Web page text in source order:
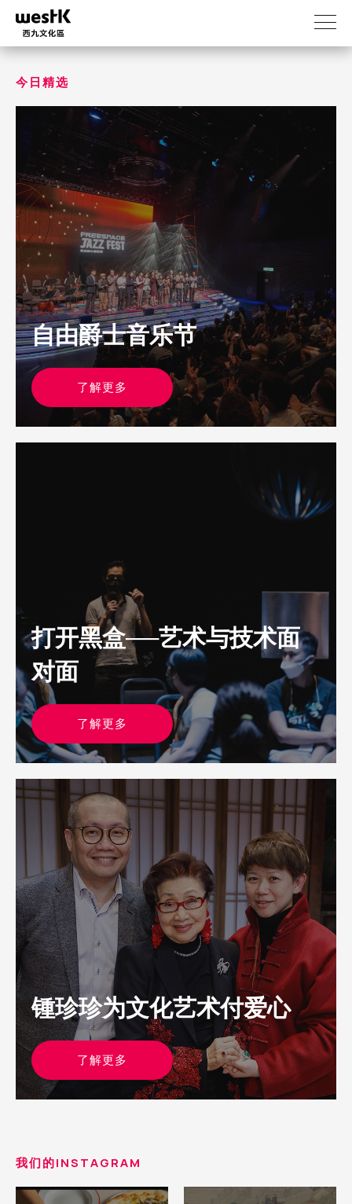
到
今日精选
自由爵士音乐节
了解更多
打开黑盒──艺术与技术面
对面
了解更多
锺珍珍为文化艺术付爱心
了解更多
我们的INSTAGRAM